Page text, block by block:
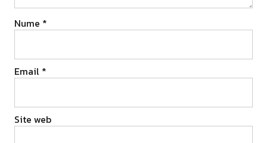
Nume *
Email *
Site web